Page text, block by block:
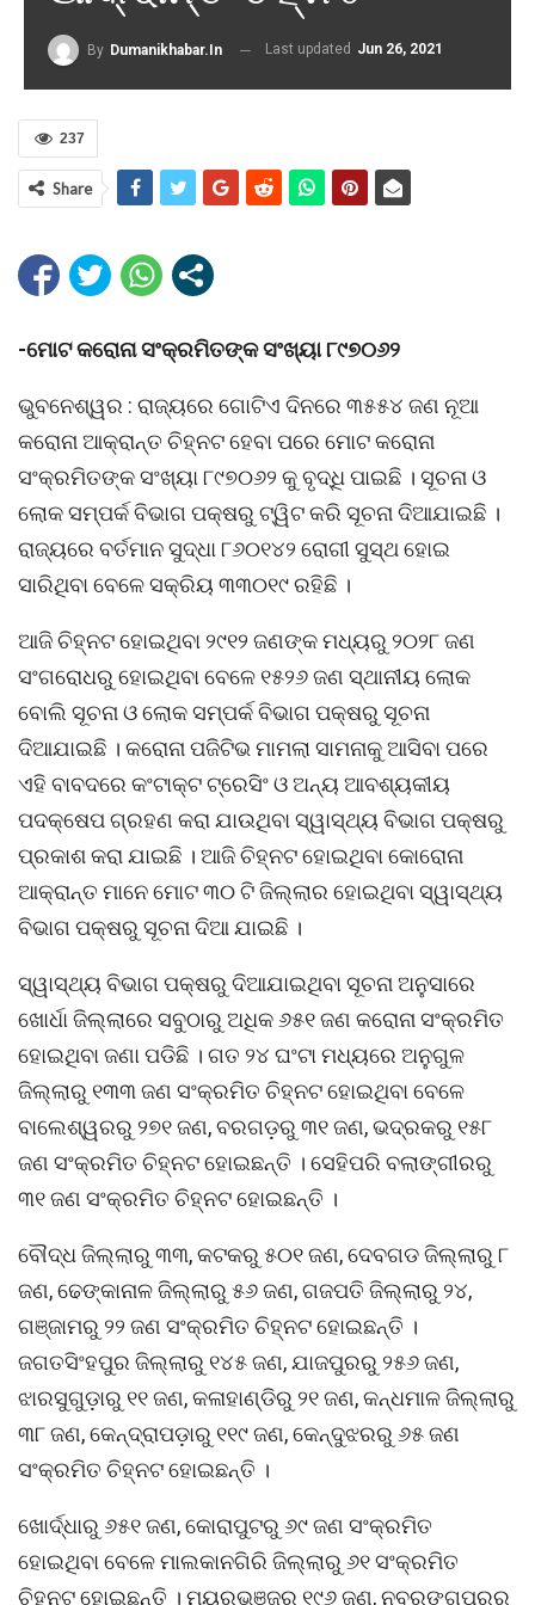
By Dumanikhabar.in Last updated Jun 26, 2021
237
Share
-ମୋଟ କରୋନା ସଂକ୍ରମିତଙ୍କ ସଂଖ୍ୟା ୮୯୭୦୬୨
ଭୁବନେଶ୍ୱର : ରାଜ୍ୟରେ ଗୋଟିଏ ଦିନରେ ୩୫୫୪ ଜଣ ନୂଆ
କରୋନା ଆକ୍ରାନ୍ତ ଚିହ୍ନଟ ହେବା ପରେ ମୋଟ କରୋନା
ସଂକ୍ରମିତଙ୍କ ସଂଖ୍ୟା ୮୯୭୦୬୨ କୁ ବୃଦ୍ଧି ପାଇଛି । ସୂଚନା ଓ
ଲୋକ ସମ୍ପର୍କ ବିଭାଗ ପକ୍ଷରୁ ଟ୍ୱିଟ କରି ସୂଚନା ଦିଆଯାଇଛି ।
ରାଜ୍ୟରେ ବର୍ତମାନ ସୁଦ୍ଧା ୮୬୦୧୪୨ ରୋଗୀ ସୁସ୍ଥ ହୋଇ
ସାରିଥିବା ବେଳେ ସକ୍ରିୟ ୩୩୦୧୯ ରହିଛି ।
ଆଜି ଚିହ୍ନଟ ହୋଇଥିବା ୨୯୧୨ ଜଣଙ୍କ ମଧ୍ୟରୁ ୨୦୨୮ ଜଣ
ସଂଗରୋଧରୁ ହୋଇଥିବା ବେଳେ ୧୫୨୬ ଜଣ ସ୍ଥାନୀୟ ଲୋକ
ବୋଲି ସୂଚନା ଓ ଲୋକ ସମ୍ପର୍କ ବିଭାଗ ପକ୍ଷରୁ ସୂଚନା
ଦିଆଯାଇଛି । କରୋନା ପଜିଟିଭ ମାମଲା ସାମନାକୁ ଆସିବା ପରେ
ଏହି ବାବଦରେ କଂଟାକ୍ଟ ଟ୍ରେସିଂ ଓ ଅନ୍ୟ ଆବଶ୍ୟକୀୟ
ପଦକ୍ଷେପ ଗ୍ରହଣ କରା ଯାଉଥିବା ସ୍ୱାସ୍ଥ୍ୟ ବିଭାଗ ପକ୍ଷରୁ
ପ୍ରକାଶ କରା ଯାଇଛି । ଆଜି ଚିହ୍ନଟ ହୋଇଥିବା କୋରୋନା
ଆକ୍ରାନ୍ତ ମାନେ ମୋଟ ୩୦ ଟି ଜିଲ୍ଲାର ହୋଇଥିବା ସ୍ୱାସ୍ଥ୍ୟ
ବିଭାଗ ପକ୍ଷରୁ ସୂଚନା ଦିଆ ଯାଇଛି ।
ସ୍ୱାସ୍ଥ୍ୟ ବିଭାଗ ପକ୍ଷରୁ ଦିଆଯାଇଥିବା ସୂଚନା ଅନୁସାରେ
ଖୋର୍ଧା ଜିଲ୍ଲାରେ ସବୁଠାରୁ ଅଧିକ ୬୫୧ ଜଣ କରୋନା ସଂକ୍ରମିତ
ହୋଇଥିବା ଜଣା ପଡିଛି । ଗତ ୨୪ ଘଂଟା ମଧ୍ୟରେ ଅନୁଗୁଳ
ଜିଲ୍ଲାରୁ ୧୩୩ ଜଣ ସଂକ୍ରମିତ ଚିହ୍ନଟ ହୋଇଥିବା ବେଳେ
ବାଲେଶ୍ୱରରୁ ୨୭୧ ଜଣ, ବରଗଡ଼ରୁ ୩୧ ଜଣ, ଭଦ୍ରକରୁ ୧୫୮
ଜଣ ସଂକ୍ରମିତ ଚିହ୍ନଟ ହୋଇଛନ୍ତି । ସେହିପରି ବଲାଙ୍ଗୀରରୁ
୩୧ ଜଣ ସଂକ୍ରମିତ ଚିହ୍ନଟ ହୋଇଛନ୍ତି ।
ବୌଦ୍ଧ ଜିଲ୍ଲାରୁ ୩୩, କଟକରୁ ୫୦୧ ଜଣ, ଦେବଗଡ ଜିଲ୍ଲାରୁ ୮
ଜଣ, ଢେଙ୍କାନାଳ ଜିଲ୍ଲାରୁ ୫୬ ଜଣ, ଗଜପତି ଜିଲ୍ଲାରୁ ୨୪,
ଗଞ୍ଜାମରୁ ୨୨ ଜଣ ସଂକ୍ରମିତ ଚିହ୍ନଟ ହୋଇଛନ୍ତି ।
ଜଗତସିଂହପୁର ଜିଲ୍ଲାରୁ ୧୪୫ ଜଣ, ଯାଜପୁରରୁ ୨୫୬ ଜଣ,
ଝାରସୁଗୁଡ଼ାରୁ ୧୧ ଜଣ, କଳାହାଣ୍ଡିରୁ ୨୧ ଜଣ, କନ୍ଧମାଳ ଜିଲ୍ଲାରୁ
୩୮ ଜଣ, କେନ୍ଦ୍ରାପଡ଼ାରୁ ୧୧୯ ଜଣ, କେନ୍ଦୁଝରରୁ ୬୫ ଜଣ
ସଂକ୍ରମିତ ଚିହ୍ନଟ ହୋଇଛନ୍ତି ।
ଖୋର୍ଦ୍ଧାରୁ ୬୫୧ ଜଣ, କୋରାପୁଟରୁ ୬୯ ଜଣ ସଂକ୍ରମିତ
ହୋଇଥିବା ବେଳେ ମାଲକାନଗିରି ଜିଲ୍ଲାରୁ ୬୧ ସଂକ୍ରମିତ
ଚିହ୍ନଟ ହୋଇଛନ୍ତି । ମୟୂରଭଞ୍ଜରୁ ୧୯୬ ଜଣ, ନବରଙ୍ଗପୁରରୁ